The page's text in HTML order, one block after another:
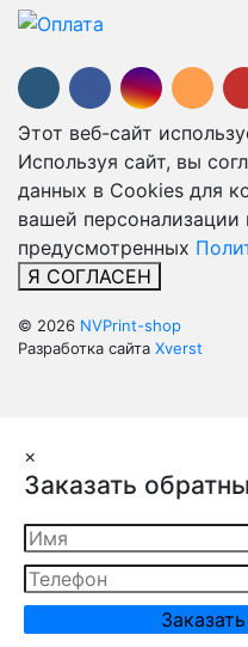
Этот веб-сайт
Используя сайт, вы
данных в Cookies для
вашей персонализации
предусмотренных
Я СОГЛАСЕН
© 2026 NVPrint-shop
Разработка сайта Xverst
×
Заказать